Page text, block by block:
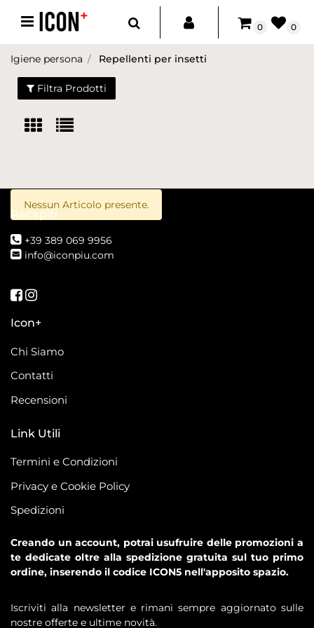
Open menu
0 0
Igiene persona Repellenti per insetti
Filtra Prodotti
Nessun Articolo presente.
Recapiti
+39 389 069 9956
info@iconpiu.com
Seguici su Facebook
Seguici su Instagram
Icon+
Chi Siamo
Contatti
Recensioni
Link Utili
Termini e Condizioni
Privacy e Cookie Policy
Spedizioni
Creando un account, potrai usufruire delle promozioni a
te dedicate oltre alla spedizione gratuita sul tuo primo
ordine, inserendo il codice ICON5 nell'apposito spazio.
Iscriviti alla newsletter e rimani sempre aggiornato sulle
nostre offerte e ultime novità.